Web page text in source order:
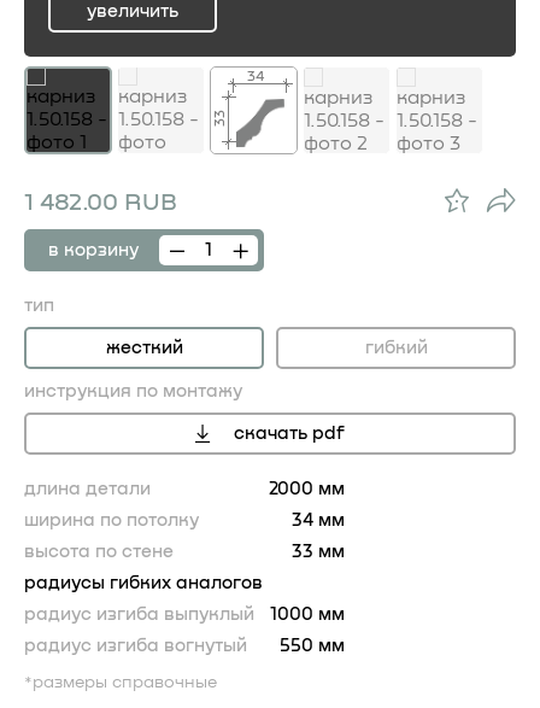
ru
увеличить
34
33
1 482.00 RUB
в корзину
тип
жесткий гибкий
инструкция по монтажу
скачать pdf
длина детали
2000 мм
ширина по потолку
34 мм
высота по стене
33 мм
радиусы гибких аналогов
радиус изгиба выпуклый
1000 мм
радиус изгиба вогнутый
550 мм
*размеры справочные